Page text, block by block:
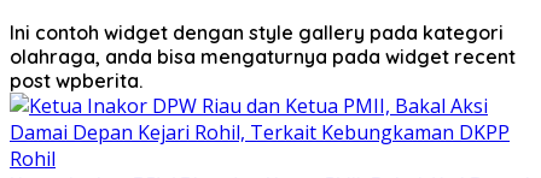
Ini contoh widget dengan style gallery pada kategori
olahraga, anda bisa mengaturnya pada widget recent
post wpberita.